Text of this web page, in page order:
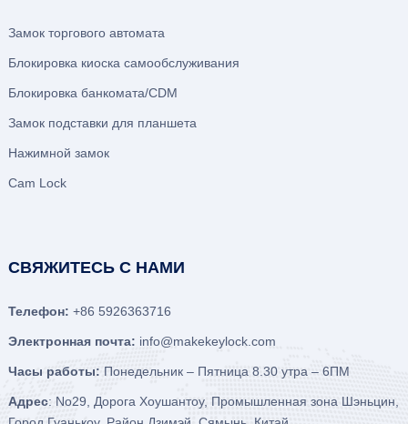
Замок торгового автомата
Блокировка киоска самообслуживания
Блокировка банкомата/CDM
Замок подставки для планшета
Нажимной замок
Cam Lock
СВЯЖИТЕСЬ С НАМИ
Телефон: +86 5926363716
Электронная почта: info@makekeylock.com
Часы работы: Понедельник – Пятница 8.30 утра – 6ПМ
Адрес: No29, Дорога Хоушантоу, Промышленная зона Шэньцин,